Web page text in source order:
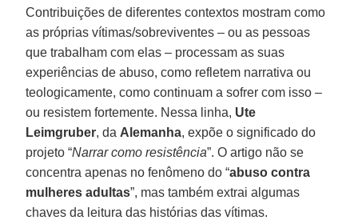
Contribuições de diferentes contextos mostram como
as próprias vítimas/sobreviventes – ou as pessoas
que trabalham com elas – processam as suas
experiências de abuso, como refletem narrativa ou
teologicamente, como continuam a sofrer com isso –
ou resistem fortemente. Nessa linha, Ute
Leimgruber, da Alemanha, expõe o significado do
projeto “Narrar como resistência”. O artigo não se
concentra apenas no fenômeno do “abuso contra
mulheres adultas”, mas também extrai algumas
chaves da leitura das histórias das vítimas.